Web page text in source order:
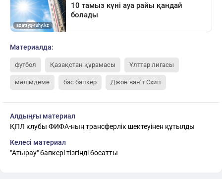
Материалда:
футбол Қазақстан құрамасы Ұлттар лигасы
мәлімдеме бас бапкер Джон ван’т Схип
Алдыңғы материал
ҚПЛ клубы ФИФА-ның трансферлік шектеуінен құтылды
Келесі материал
"Атырау" бапкері тізгінді босатты